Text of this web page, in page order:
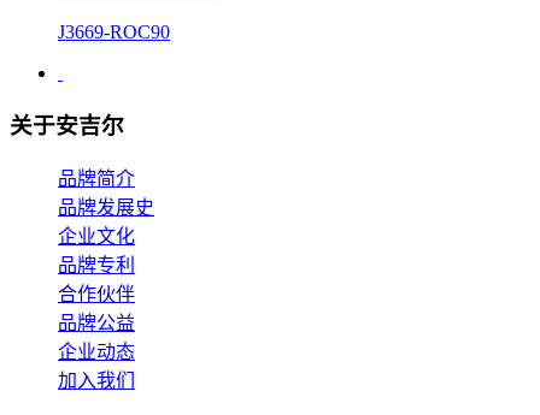
J3669-ROC90
关于安吉尔
品牌简介
品牌发展史
企业文化
品牌专利
合作伙伴
品牌公益
企业动态
加入我们